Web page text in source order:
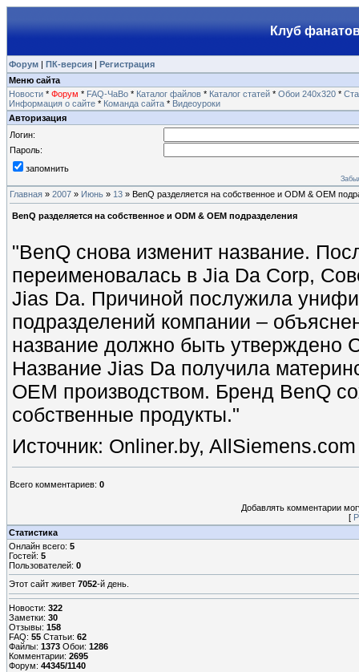
Клуб
Форум | ПК-версия | Регистрация
Меню сайта
Новости * Форум * FAQ-ЧаВо * Каталог файлов * Каталог статей * Обои 240х320 *
Информация о сайте * Команда сайта * Видеоуроки
Авторизация
Логин:
Пароль:
запомнить
Главная » 2007 » Июнь » 13 » BenQ разделяется на собственное и ODM & OEM
BenQ разделяется на собственное и ODM & OEM подразделения
"BenQ снова изменит название.
переименовалась в Jia Da Corp,
Jias Da. Причиной послужила
подразделений компании –
название должно быть утверждено
Название Jias Da получила
OEM производством. Бренд BenQ
собственные продукты."
Источник: Onliner.by, AllSiemens.com
Всего комментариев: 0
Добавлять комментарии
[
Статистика
Онлайн всего: 5
Гостей: 5
Пользователей: 0
Этот сайт живет 7052-й день.
Новости: 322
Заметки: 30
Отзывы: 158
FAQ: 55 Статьи: 62
Файлы: 1373 Обои: 1286
Комментарии: 2695
Форум: 44345/1140